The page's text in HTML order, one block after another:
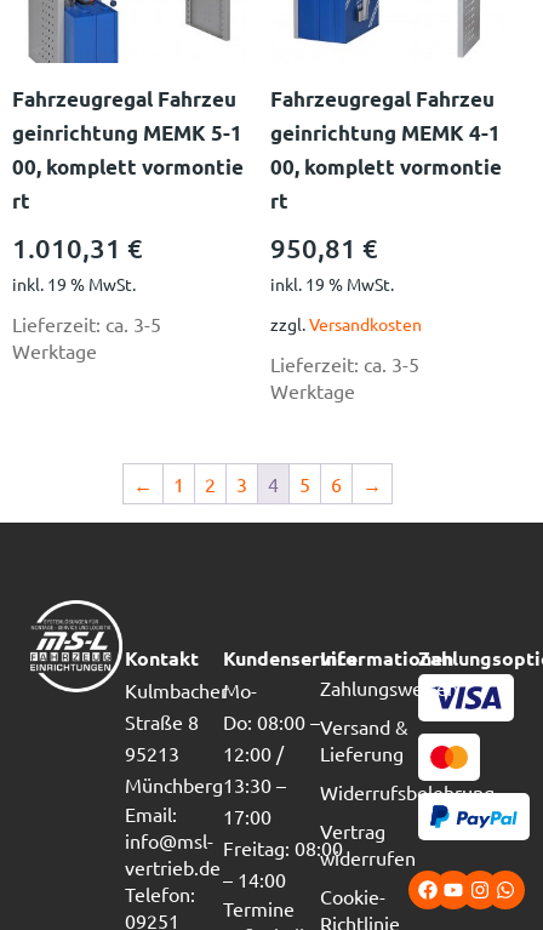
Fahrzeugregal Fahrzeu
geinrichtung MEMK 5-1
00, komplett vormontie
rt
1.010,31 €
inkl. 19 % MwSt.
Lieferzeit: ca. 3-5
Werktage
Fahrzeugregal Fahrzeu
geinrichtung MEMK 4-1
00, komplett vormontie
rt
950,81 €
inkl. 19 % MwSt.
zzgl.Versandkosten
Lieferzeit: ca. 3-5
Werktage
← 1 2 3 4 5 6 →
Kontakt
Kulmbacher
Straße 8
95213
Münchberg
Email:
info@msl-
vertrieb.de
Telefon:
09251
Kundenservice
Mo-
Do: 08:00 –
12:00 /
13:30 –
17:00
Freitag: 08:00
– 14:00
Termine
Informationen
Zahlungsweisen
Versand &
Lieferung
Widerrufsbelehrung
Vertrag
widerrufen
Cookie-
Richtlinie